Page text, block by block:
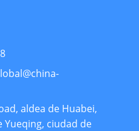
aldea de Huabei,
Yueqing, ciudad de